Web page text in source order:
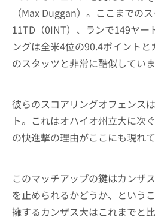
（Max Duggan）。ここまでの
11TD（0INT）、ランで149ヤー
ングは全米4位の90.4ポイント
のスタッツと非常に酷似していま
彼らのスコアリングオフェンス
ト。これはオハイオ州立大に次
の快進撃の理由がここにも現れて
このマッチアップの鍵はカンザ
を止められるかどうか、という
擁するカンザス大はこれまでと